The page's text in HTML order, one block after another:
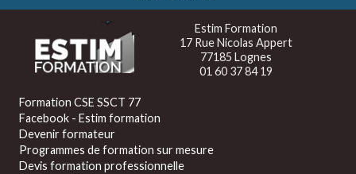
Estim Formation
17 Rue Nicolas Appert
77185 Lognes
01 60 37 84 19
Formation CSE SSCT 77
Facebook - Estim formation
Devenir formateur
Programmes de formation sur mesure
Devis formation professionnelle